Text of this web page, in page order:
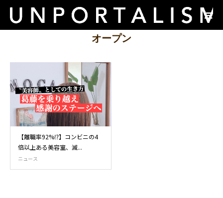
オープン
【離職率92%⁉︎】コンビニの4
倍以上ある美容室、減...
ニュース